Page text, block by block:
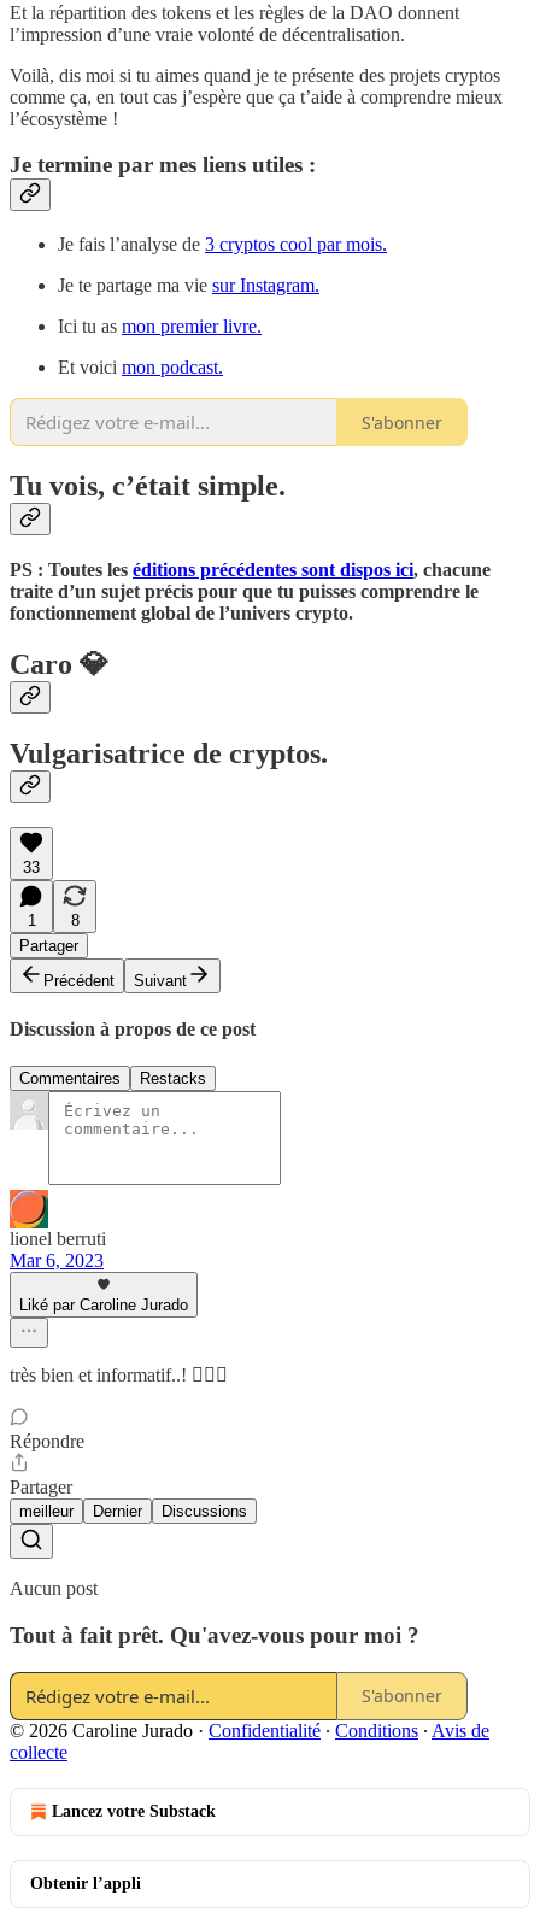
Et la répartition des tokens et les règles de la DAO donnent
l’impression d’une vraie volonté de décentralisation.
Voilà, dis moi si tu aimes quand je te présente des projets cryptos
comme ça, en tout cas j’espère que ça t’aide à comprendre mieux
l’écosystème !
Je termine par mes liens utiles :
Je fais l’analyse de 3 cryptos cool par mois.
Je te partage ma vie sur Instagram.
Ici tu as mon premier livre.
Et voici mon podcast.
S'abonner
Tu vois, c’était simple.
PS : Toutes les éditions précédentes sont dispos ici, chacune
traite d’un sujet précis pour que tu puisses comprendre le
fonctionnement global de l’univers crypto.
Caro 💎
Vulgarisatrice de cryptos.
33
1
8
Partager
Précédent
Suivant
Discussion à propos de ce post
Commentaires Restacks
lionel berruti
Mar 6, 2023
Liké par Caroline Jurado
très bien et informatif..! 👍🏼😊
Répondre
Partager
meilleur Dernier Discussions
Aucun post
Tout à fait prêt. Qu'avez-vous pour moi ?
S'abonner
© 2026 Caroline Jurado · Confidentialité ∙ Conditions ∙ Avis de
collecte
Lancez votre Substack
Obtenir l’appli